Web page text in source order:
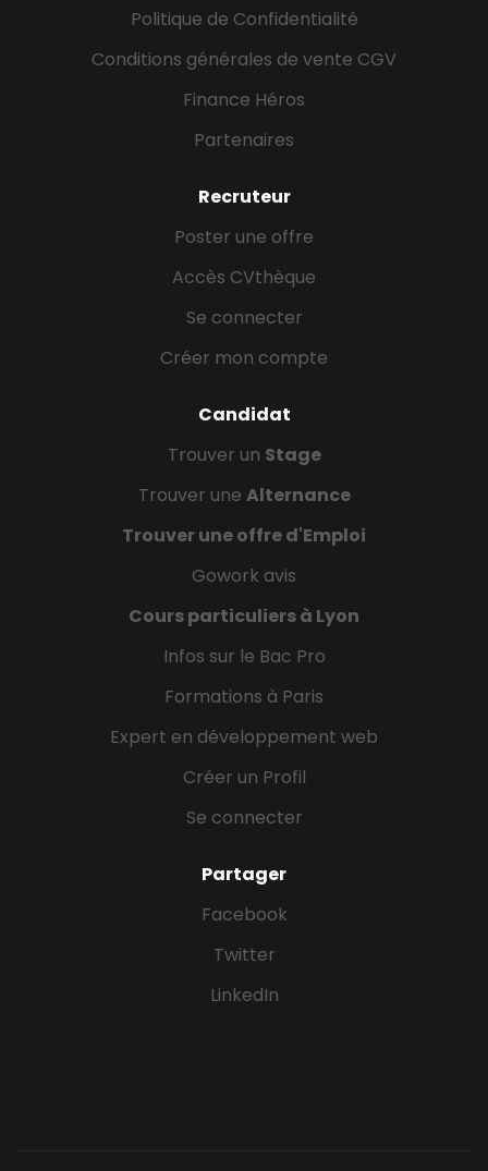
Politique de Confidentialité
Conditions générales de vente CGV
Finance Héros
Partenaires
Recruteur
Poster une offre
Accès CVthèque
Se connecter
Créer mon compte
Candidat
Trouver un Stage
Trouver une Alternance
Trouver une offre d'Emploi
Gowork avis
Cours particuliers à Lyon
Infos sur le Bac Pro
Formations à Paris
Expert en développement web
Créer un Profil
Se connecter
Partager
Facebook
Twitter
LinkedIn